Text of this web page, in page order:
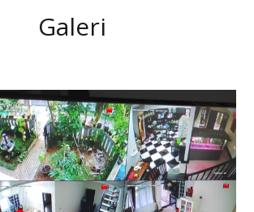
Galeri